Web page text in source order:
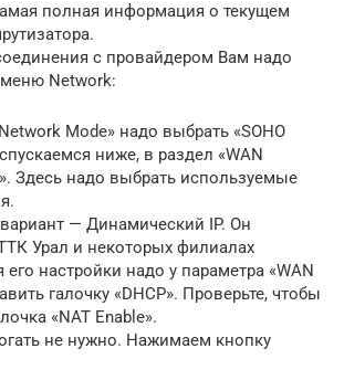
полная информация о текущем
с провайдером Вам надо
Network:
Mode» надо выбрать «SOHO
ниже, в раздел «WAN
Здесь надо выбрать используемые
— Динамический IP. Он
Урал и некоторых филиалах
настройки надо у параметра «WAN
галочку «DHCP». Проверьте, чтобы
«NAT Enable».
не нужно. Нажимаем кнопку